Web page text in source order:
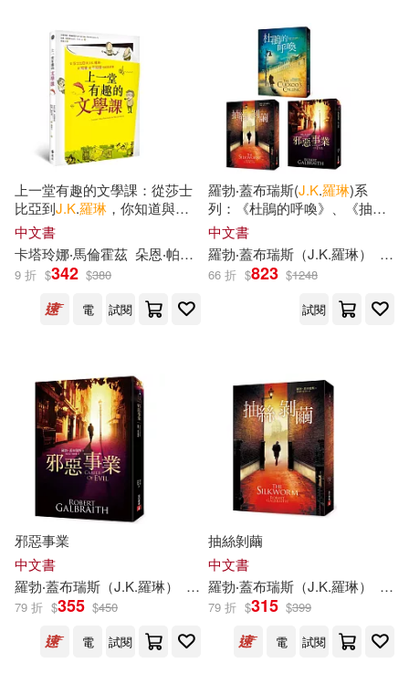
上一堂有趣的文學課：從莎士
比亞到J.K.羅琳 ，你知道與不
知道的經典故事
中文書
卡塔玲娜‧馬倫霍茲 朵恩‧帕里西 麥德文
9 折 $342 $380
電
試閱
羅勃‧蓋布瑞斯(J.K.羅琳)系
列：《杜鵑的呼喚》、《抽絲
剝繭》、《邪惡事業》
中文書
羅勃‧蓋布瑞斯（J.K.羅琳） 林
66 折 $823 $1248
試閱
邪惡事業
中文書
羅勃‧蓋布瑞斯（J.K.羅琳） 林靜華 趙丕慧
79 折 $355 $450
電
試閱
抽絲剝繭
中文書
羅勃‧蓋布瑞斯（J.K.羅琳） 林
79 折 $315 $399
電
試閱